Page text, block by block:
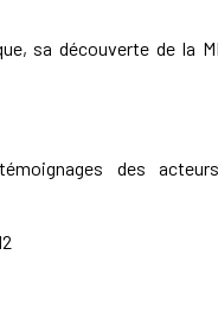
sa découverte de la
des